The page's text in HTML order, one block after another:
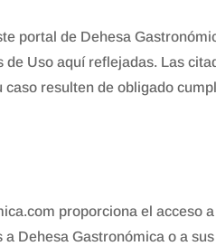
portal de Dehesa
de Uso aquí reflejadas. Las
caso resulten de obligado
proporciona el acceso
Dehesa Gastronómica o a